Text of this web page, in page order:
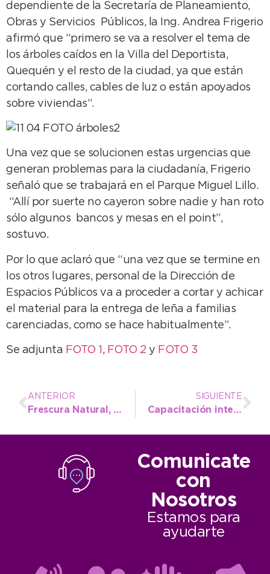
dependiente de la Secretaría de Planeamiento,
Obras y Servicios Públicos, la Ing. Andrea Frigerio
afirmó que “primero se va a resolver el tema de
los árboles caídos en la Villa del Deportista,
Quequén y el resto de la ciudad, ya que están
cortando calles, cables de luz o están apoyados
sobre viviendas”.
Una vez que se solucionen estas urgencias que
generan problemas para la ciudadanía, Frigerio
señaló que se trabajará en el Parque Miguel Lillo.
“Allí por suerte no cayeron sobre nadie y han roto
sólo algunos bancos y mesas en el point”,
sostuvo.
Por lo que aclaró que “una vez que se termine en
los otros lugares, personal de la Dirección de
Espacios Públicos va a proceder a cortar y achicar
el material para la entrega de leña a familias
carenciadas, como se hace habitualmente”.
Se adjunta FOTO 1 , FOTO 2 y FOTO 3
ANTERIOR
Frescura Natural, una oferta ideal para Semana Santa
SIGUIENTE
Capacitación internacional sobre atletismo con presencia municipal
Comunicate
con
Nosotros
Estamos para
ayudarte